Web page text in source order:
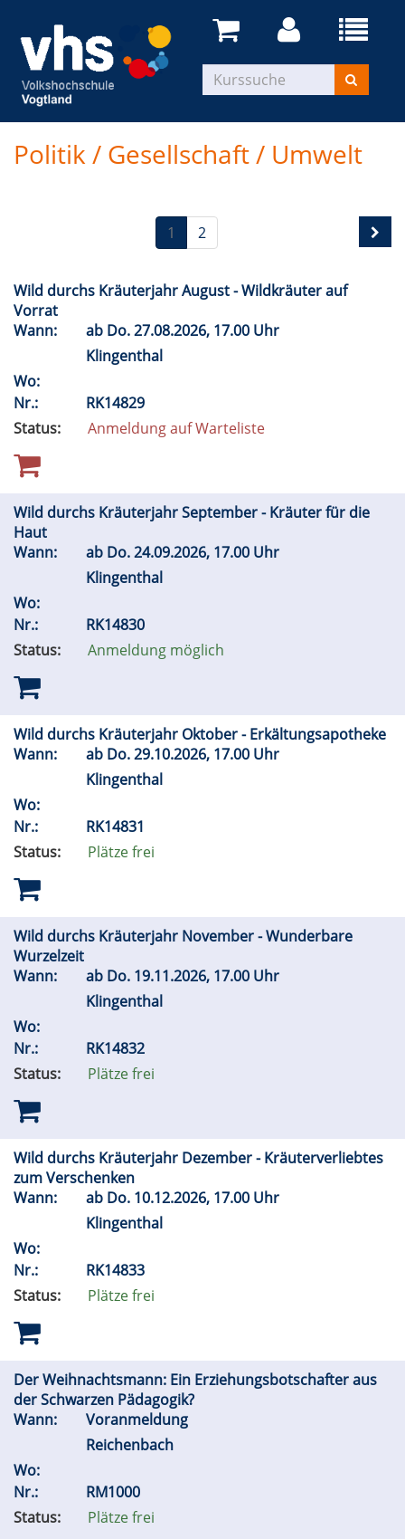
Politik / Gesellschaft / Umwelt
1 2
Wild durchs Kräuterjahr August - Wildkräuter auf
Vorrat
Wann:
ab Do.27.08.2026, 17.00 Uhr
Klingenthal
Wo:
Nr.:
RK14829
Status:
Anmeldung auf Warteliste
Wild durchs Kräuterjahr September - Kräuter für die
Haut
Wann:
ab Do.24.09.2026, 17.00 Uhr
Klingenthal
Wo:
Nr.:
RK14830
Status:
Anmeldung möglich
Wild durchs Kräuterjahr Oktober - Erkältungsapotheke
Wann:
ab Do.29.10.2026, 17.00 Uhr
Klingenthal
Wo:
Nr.:
RK14831
Status:
Plätze frei
Wild durchs Kräuterjahr November - Wunderbare
Wurzelzeit
Wann:
ab Do. 19.11.2026, 17.00 Uhr
Klingenthal
Wo:
Nr.:
RK14832
Status:
Plätze frei
Wild durchs Kräuterjahr Dezember - Kräuterverliebtes
zum Verschenken
Wann:
ab Do. 10.12.2026, 17.00 Uhr
Klingenthal
Wo:
Nr.:
RK14833
Status:
Plätze frei
Der Weihnachtsmann: Ein Erziehungsbotschafter aus
der Schwarzen Pädagogik?
Wann:
Voranmeldung
Reichenbach
Wo:
Nr.:
RM1000
Status:
Plätze frei